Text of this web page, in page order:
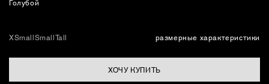
XSmallSmallTall размерные характеристики
ХОЧУ КУПИТЬ